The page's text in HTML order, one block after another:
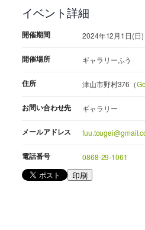
イベント詳細
開催期間 2024年12月1日(日
開催場所 ギャラリーふう
住所 津山市野村376（
お問い合わせ先 ギャラリー
メールアドレス
電話番号 0868-29-1061
印刷